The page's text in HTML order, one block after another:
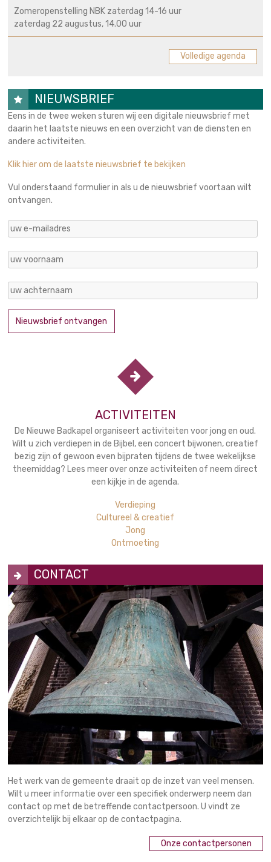
Zomeropenstelling NBK zaterdag 14-16 uur
zaterdag 22 augustus, 14.00 uur
Volledige agenda
NIEUWSBRIEF
Eens in de twee weken sturen wij een digitale nieuwsbrief met
daarin het laatste nieuws en een overzicht van de diensten en
andere activiteiten.
Klik hier om de laatste nieuwsbrief te bekijken
Vul onderstaand formulier in als u de nieuwsbrief voortaan wilt
ontvangen.
ACTIVITEITEN
De Nieuwe Badkapel organiseert activiteiten voor jong en oud.
Wilt u zich verdiepen in de Bijbel, een concert bijwonen, creatief
bezig zijn of gewoon even bijpraten tijdens de twee wekelijkse
theemiddag? Lees meer over onze activiteiten of neem direct
een kijkje in de agenda.
Verdieping
Cultureel & creatief
Jong
Ontmoeting
CONTACT
Het werk van de gemeente draait op de inzet van veel mensen.
Wilt u meer informatie over een specifiek onderwerp neem dan
contact op met de betreffende contactpersoon. U vindt ze
overzichtelijk bij elkaar op de contactpagina.
Onze contactpersonen